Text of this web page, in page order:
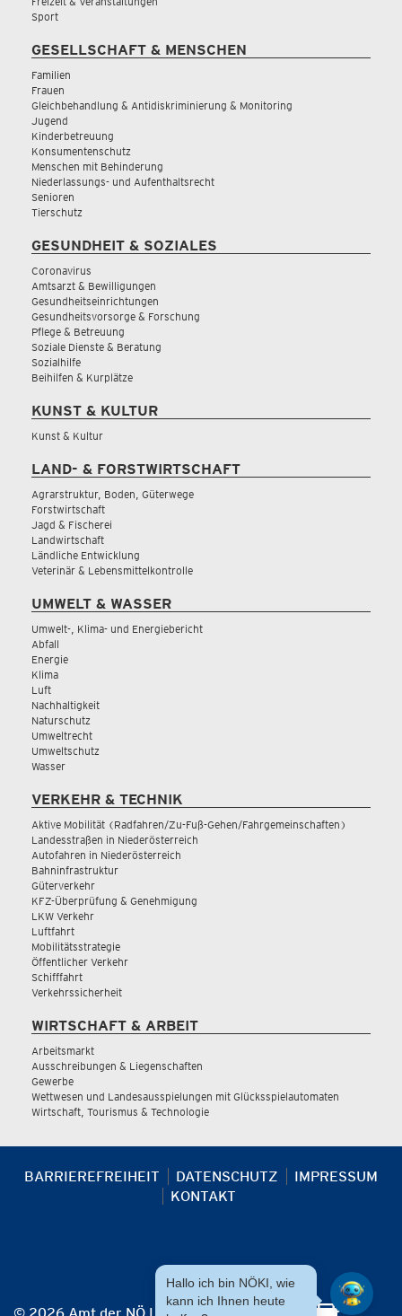
Sport
GESELLSCHAFT & MENSCHEN
Familien
Frauen
Gleichbehandlung & Antidiskriminierung & Monitoring
Jugend
Kinderbetreuung
Konsumentenschutz
Menschen mit Behinderung
Niederlassungs- und Aufenthaltsrecht
Senioren
Tierschutz
GESUNDHEIT & SOZIALES
Coronavirus
Amtsarzt & Bewilligungen
Gesundheitseinrichtungen
Gesundheitsvorsorge & Forschung
Pflege & Betreuung
Soziale Dienste & Beratung
Sozialhilfe
Beihilfen & Kurplätze
KUNST & KULTUR
Kunst & Kultur
LAND- & FORSTWIRTSCHAFT
Agrarstruktur, Boden, Güterwege
Forstwirtschaft
Jagd & Fischerei
Landwirtschaft
Ländliche Entwicklung
Veterinär & Lebensmittelkontrolle
UMWELT & WASSER
Umwelt-, Klima- und Energiebericht
Abfall
Energie
Klima
Luft
Nachhaltigkeit
Naturschutz
Umweltrecht
Umweltschutz
Wasser
VERKEHR & TECHNIK
Aktive Mobilität (Radfahren/Zu-Fuß-Gehen/Fahrgemeinschaften)
Landesstraßen in Niederösterreich
Autofahren in Niederösterreich
Bahninfrastruktur
Güterverkehr
KFZ-Überprüfung & Genehmigung
LKW Verkehr
Luftfahrt
Mobilitätsstrategie
Öffentlicher Verkehr
Schifffahrt
Verkehrssicherheit
WIRTSCHAFT & ARBEIT
Arbeitsmarkt
Ausschreibungen & Liegenschaften
Gewerbe
Wettwesen und Landesausspielungen mit Glücksspielautomaten
Wirtschaft, Tourismus & Technologie
BARRIEREFREIHEIT DATENSCHUTZ
IMPRESSUM
KONTAKT
Hallo ich bin NÖKI, wie
kann ich Ihnen heute